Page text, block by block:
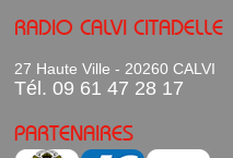
RADIO CALVI CITADELLE
27 Haute Ville - 20260 CALVI
Tél. 09 61 47 28 17
PARTENAIRES